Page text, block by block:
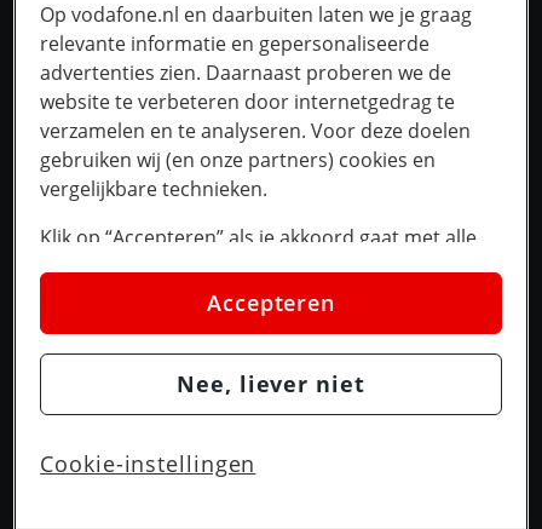
Op vodafone.nl en daarbuiten laten we je graag
relevante informatie en gepersonaliseerde
advertenties zien. Daarnaast proberen we de
website te verbeteren door internetgedrag te
verzamelen en te analyseren. Voor deze doelen
gebruiken wij (en onze partners) cookies en
vergelijkbare technieken.
Klik op “Accepteren” als je akkoord gaat met alle
cookies. Kies je voor “Nee, liever niet”, dan
plaatsen we alleen strikt noodzakelijke cookies om
de website goed te laten werken. Dat betekent dat
we geen vormen van personalisatie toepassen.
Via cookie instellingen kan je zelf bepalen welke
wijzigen of intrekken op de
Accepteren
Nee, liever niet
Cookie-instellingen